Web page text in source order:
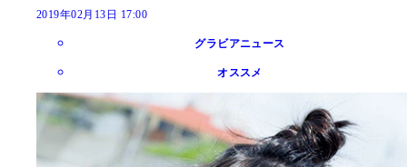
2019年02月13日 17:00
グラビアニュース
オススメ